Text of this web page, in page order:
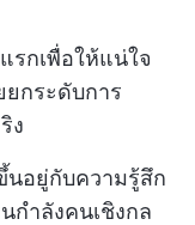
รกเพื่อให้แน่ใจ
กระดับการ
ง
นอยู่กับความรู้สึก
กำลังคนเชิงกล